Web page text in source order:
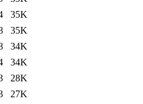
35K
35K
34K
34K
28K
27K